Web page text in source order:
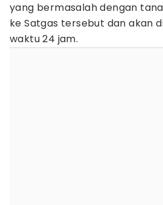
yang bermasalah dengan
ke Satgas tersebut dan akan
waktu 24 jam.